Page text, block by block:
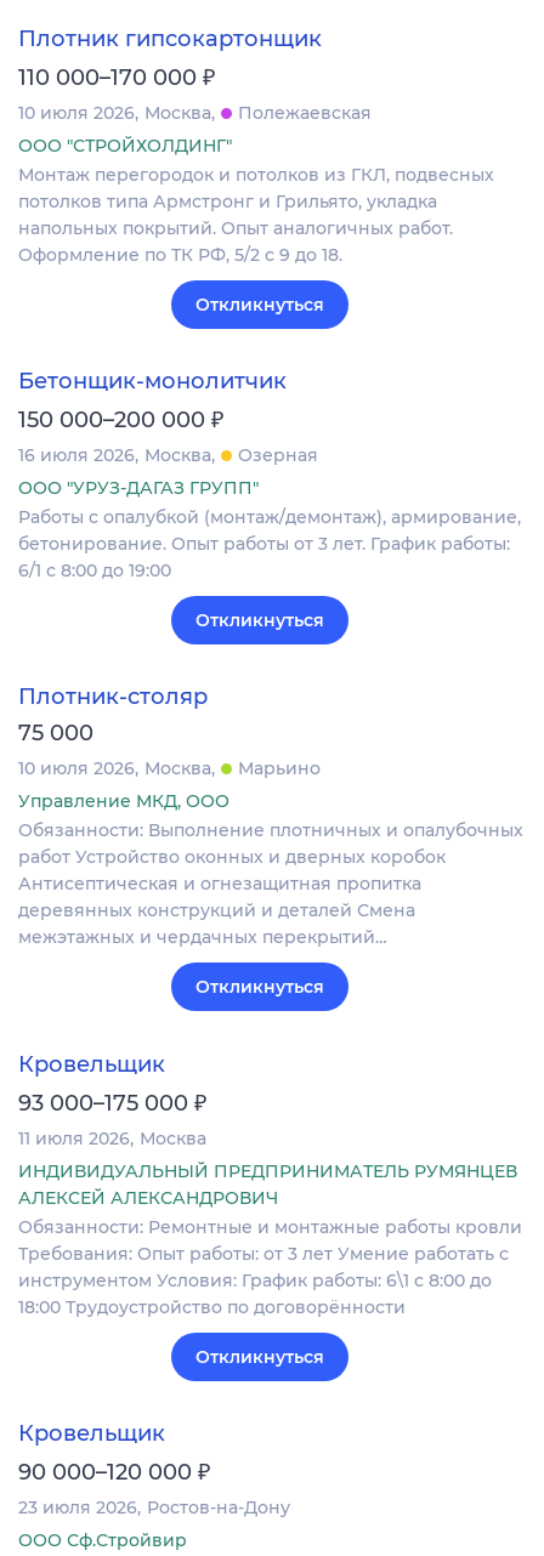
Плотник гипсокартонщик
110 000–170 000 ₽
10 июля 2026 Москва
Полежаевская
ООО "СТРОЙХОЛДИНГ"
Монтаж перегородок и потолков из ГКЛ, подвесных
потолков типа Армстронг и Грильято, укладка
напольных покрытий. Опыт аналогичных работ.
Оформление по ТК РФ, 5/2 с 9 до 18.
Откликнуться
Бетонщик-монолитчик
150 000–200 000 ₽
16 июля 2026 Москва
Озерная
ООО "УРУЗ-ДАГАЗ ГРУПП"
Работы c опалубкой (монтаж/демонтаж), армирование,
бетонирование. Опыт работы от 3 лет. График работы:
6/1 с 8:00 до 19:00
Откликнуться
Плотник-столяр
75 000
10 июля 2026 Москва
Марьино
Управление МКД, ООО
Обязанности: Выполнение плотничных и опалубочных
работ Устройство оконных и дверных коробок
Антисептическая и огнезащитная пропитка
деревянных конструкций и деталей Смена
межэтажных и чердачных перекрытий…
Откликнуться
Кровельщик
93 000–175 000 ₽
11 июля 2026 Москва
ИНДИВИДУАЛЬНЫЙ ПРЕДПРИНИМАТЕЛЬ РУМЯНЦЕВ
АЛЕКСЕЙ АЛЕКСАНДРОВИЧ
Обязанности: Ремонтные и монтажные работы кровли
Требования: Опыт работы: от 3 лет Умение работать с
инструментом Условия: График работы: 6\1 с 8:00 до
18:00 Трудоустройство по договорённости
Откликнуться
Кровельщик
90 000–120 000 ₽
23 июля 2026 Ростов-на-Дону
ООО Сф.Стройвир